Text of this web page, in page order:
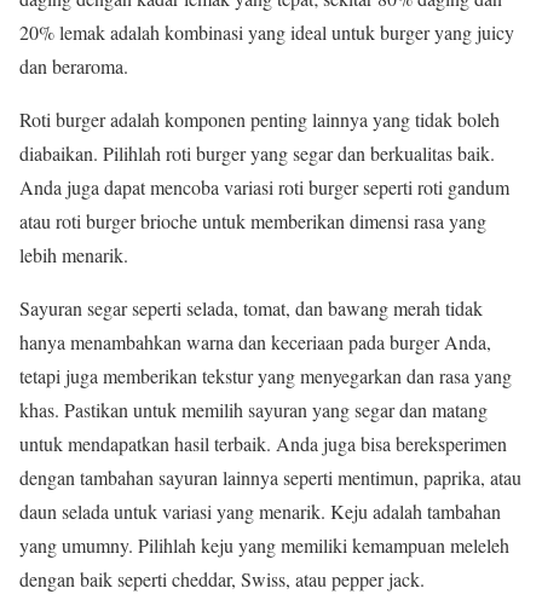
20% lemak adalah kombinasi yang ideal untuk burger yang juicy
dan beraroma.
Roti burger adalah komponen penting lainnya yang tidak boleh
diabaikan. Pilihlah roti burger yang segar dan berkualitas baik.
Anda juga dapat mencoba variasi roti burger seperti roti gandum
atau roti burger brioche untuk memberikan dimensi rasa yang
lebih menarik.
Sayuran segar seperti selada, tomat, dan bawang merah tidak
hanya menambahkan warna dan keceriaan pada burger Anda,
tetapi juga memberikan tekstur yang menyegarkan dan rasa yang
khas. Pastikan untuk memilih sayuran yang segar dan matang
untuk mendapatkan hasil terbaik. Anda juga bisa bereksperimen
dengan tambahan sayuran lainnya seperti mentimun, paprika, atau
daun selada untuk variasi yang menarik. Keju adalah tambahan
yang umumny. Pilihlah keju yang memiliki kemampuan meleleh
dengan baik seperti cheddar, Swiss, atau pepper jack.